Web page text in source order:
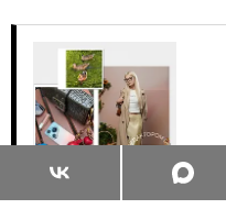
Суперзум: